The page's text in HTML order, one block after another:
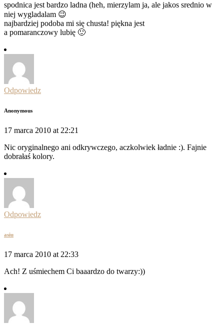
spodnica jest bardzo ladna (heh, mierzylam ja, ale jakos srednio w
niej wygladalam 😉
najbardziej podoba mi się chusta! piękna jest
a pomaranczowy lubię 🙂
Odpowiedz
Anonymous
17 marca 2010 at 22:21
Nic oryginalnego ani odkrywczego, aczkolwiek ładnie :). Fajnie
dobrałaś kolory.
Odpowiedz
asiu
17 marca 2010 at 22:33
Ach! Z uśmiechem Ci baaardzo do twarzy:))